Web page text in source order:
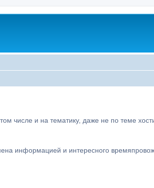
числе и на тематику, даже не по теме
информацией и интересного